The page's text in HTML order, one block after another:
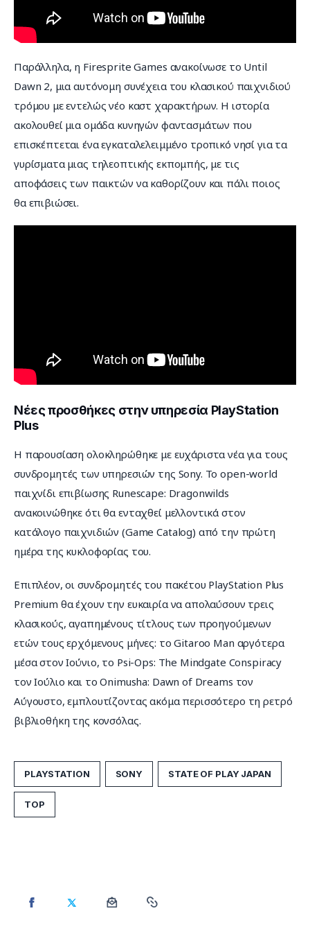
Παράλληλα, η Firesprite Games ανακοίνωσε το Until
Dawn 2, μια αυτόνομη συνέχεια του κλασικού παιχνιδιού
τρόμου με εντελώς νέο καστ χαρακτήρων. Η ιστορία
ακολουθεί μια ομάδα κυνηγών φαντασμάτων που
επισκέπτεται ένα εγκαταλελειμμένο τροπικό νησί για τα
γυρίσματα μιας τηλεοπτικής εκπομπής, με τις
αποφάσεις των παικτών να καθορίζουν και πάλι ποιος
θα επιβιώσει.
Νέες προσθήκες στην υπηρεσία PlayStation
Plus
Η παρουσίαση ολοκληρώθηκε με ευχάριστα νέα για τους
συνδρομητές των υπηρεσιών της Sony. Το open-world
παιχνίδι επιβίωσης Runescape: Dragonwilds
ανακοινώθηκε ότι θα ενταχθεί μελλοντικά στον
κατάλογο παιχνιδιών (Game Catalog) από την πρώτη
ημέρα της κυκλοφορίας του.
Επιπλέον, οι συνδρομητές του πακέτου PlayStation Plus
Premium θα έχουν την ευκαιρία να απολαύσουν τρεις
κλασικούς, αγαπημένους τίτλους των προηγούμενων
ετών τους ερχόμενους μήνες: το Gitaroo Man αργότερα
μέσα στον Ιούνιο, το Psi-Ops: The Mindgate Conspiracy
τον Ιούλιο και το Onimusha: Dawn of Dreams τον
Αύγουστο, εμπλουτίζοντας ακόμα περισσότερο τη ρετρό
βιβλιοθήκη της κονσόλας.
PLAYSTATION SONY STATE OF PLAY JAPAN
TOP